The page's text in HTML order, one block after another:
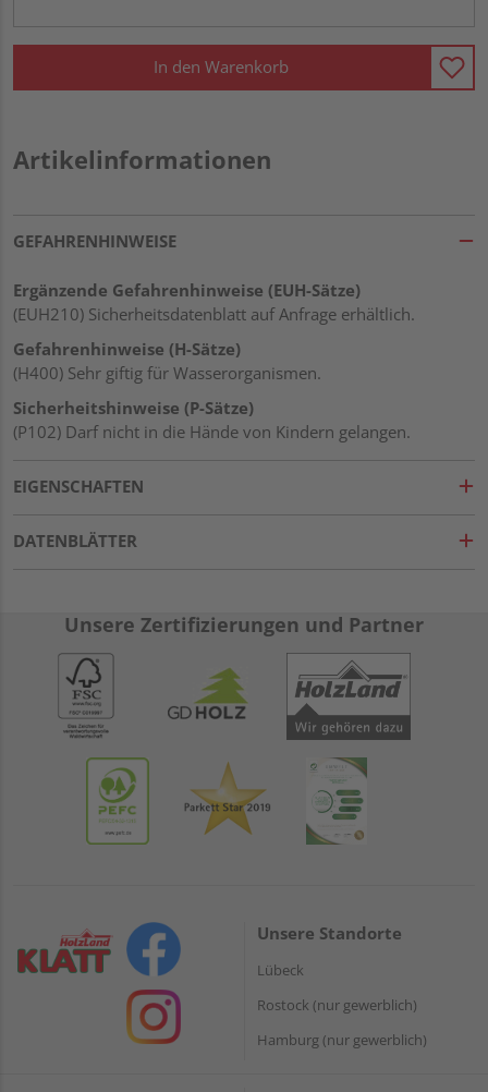
In den Warenkorb
Artikelinformationen
GEFAHRENHINWEISE
Ergänzende Gefahrenhinweise (EUH-Sätze)
(EUH210) Sicherheitsdatenblatt auf Anfrage erhältlich.
Gefahrenhinweise (H-Sätze)
(H400) Sehr giftig für Wasserorganismen.
Sicherheitshinweise (P-Sätze)
(P102) Darf nicht in die Hände von Kindern gelangen.
EIGENSCHAFTEN
DATENBLÄTTER
Unsere Zertifizierungen und Partner
Unsere Standorte
Lübeck
Rostock (nur gewerblich)
Hamburg (nur gewerblich)